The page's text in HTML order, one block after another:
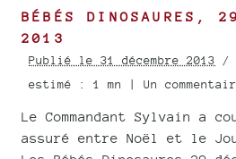
BÉBÉS DINOSAURES, 29
2013
Publié le 31 décembre 2013 /
estimé : 1 mn | Un
Le Commandant Sylvain a
assuré entre Noël et le